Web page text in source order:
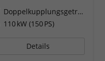
Doppelkupplungsgetriebe (DSG)
110 kW (150 PS)
Details